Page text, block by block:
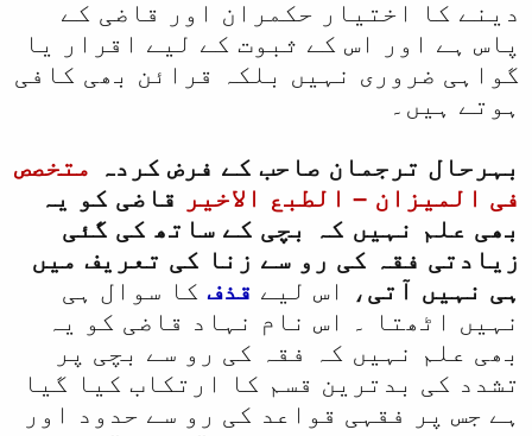
دینے کا اختیار حکمران اور قاضی کے
پاس ہے اور اس کے ثبوت کے لیے اقرار یا
گواہی ضروری نہیں بلکہ قرائن بھی کافی
ہوتے ہیں۔
بہرحال ترجمان صاحب کے فرض کردہ متخصص
فی المیزان – الطبع الاخیر
قاضی کو یہ
بھی علم نہیں کہ بچی کے ساتھ کی گئی
زیادتی فقہ کی رو سے زنا کی تعریف میں
ہی نہیں آتی ، اس لیے قذف کا سوال ہی
نہیں اٹھتا ۔ اس نام نہاد قاضی کو یہ
بھی علم نہیں کہ فقہ کی رو سے بچی پر
تشدد کی بدترین قسم کا ارتکاب کیا گیا
ہے جس پر فقہی قواعد کی رو سے حدود اور